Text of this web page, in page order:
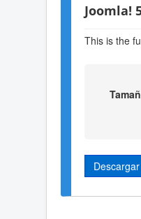
Joomla!
This is the